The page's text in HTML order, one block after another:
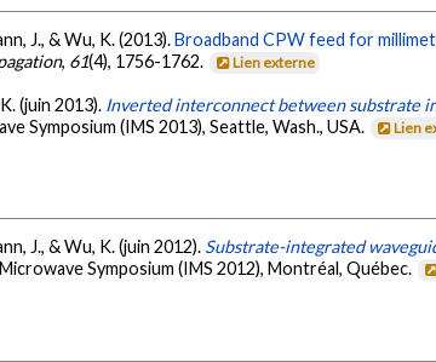
J., & Wu, K. (2013).Broadband CPW feed for
, 61(4), 1756-1762. Lien externe
(juin 2013). Inverted interconnect between substrate
Symposium (IMS 2013), Seattle, Wash., USA.
Lien
J., & Wu, K. (juin 2012). Substrate-integrated
Symposium (IMS 2012), Montréal, Québec.